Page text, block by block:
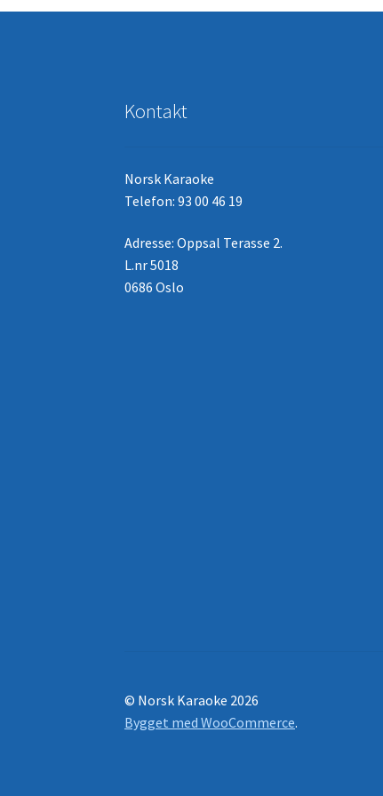
Kontakt
Norsk Karaoke
Telefon: 93 00 46 19
Adresse: Oppsal Terasse 2.
L.nr 5018
0686 Oslo
© Norsk Karaoke 2026
Bygget med WooCommerce.